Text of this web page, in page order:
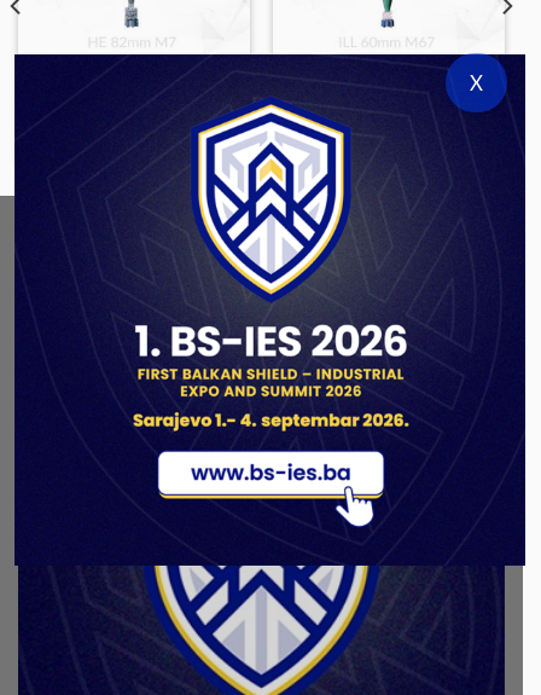
LARGE CALIBER AMMUNITION
HE 82mm M7
LARGE CALIBER AMMUNITION
ILL 60mm M67
ABOUT US
As a government authorized defense industry
concern,Unis GROUPis the leading exporter of weapons
and military equipment in Bosnia and Herzegovina.
X